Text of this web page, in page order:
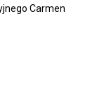
Carmen